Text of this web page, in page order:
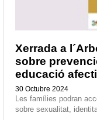
Xerrada a
sobre
educació
30 Octubre 2024
Les famílies podran
sobre sexualitat,